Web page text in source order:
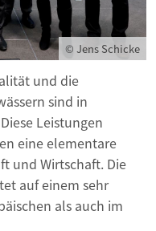
© Jens Schicke
und die
sind in
Leistungen
eine elementare
und Wirtschaft. Die
auf einem sehr
als auch im